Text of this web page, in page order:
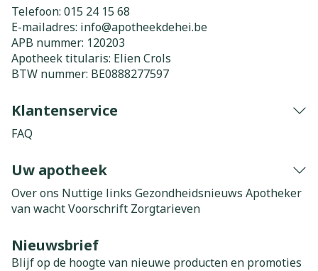
Telefoon: 015 24 15 68
E-mailadres: info@apotheekdehei.be
APB nummer: 120203
Apotheek titularis: Elien Crols
BTW nummer: BE0888277597
Klantenservice
FAQ
Uw apotheek
Over ons Nuttige links Gezondheidsnieuws Apotheker
van wachtVoorschrift Zorgtarieven
Nieuwsbrief
Blijf op de hoogte van nieuwe producten en promoties